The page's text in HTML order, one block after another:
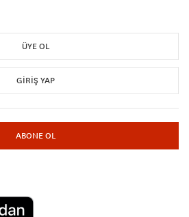
ÜYE OL
GIRIŞ YAP
ABONE OL